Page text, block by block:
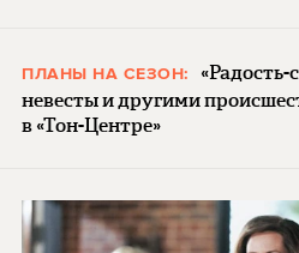
ПЛАНЫ НА СЕЗОН:
невесты и другими
в «Тон-Центре»